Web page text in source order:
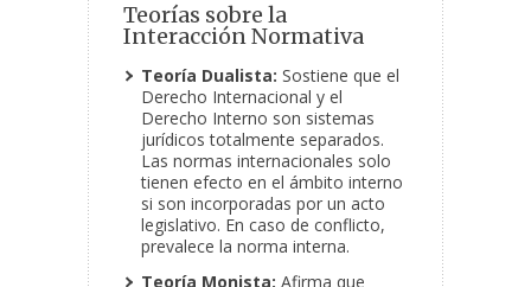
Teorías sobre la
Interacción Normativa
Teoría Dualista: Sostiene que el
Derecho Internacional y el
Derecho Interno son sistemas
jurídicos totalmente separados.
Las normas internacionales solo
tienen efecto en el ámbito interno
si son incorporadas por un acto
legislativo. En caso de conflicto,
prevalece la norma interna.
Teoría Monista: Afirma que